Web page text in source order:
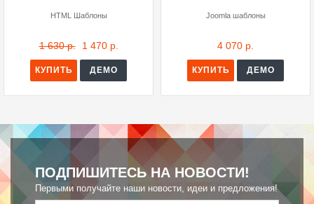
HTML Шаблоны
1 630 р. 1 470 р.
КУПИТЬ ДЕМО
Joomla шаблоны
4 070 р.
КУПИТЬ ДЕМО
ПОДПИШИТЕСЬ НА НОВОСТИ!
Первыми получайте наши новости, идеи и предложения!